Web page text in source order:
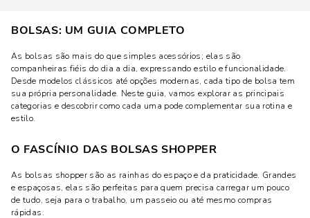
BOLSAS: UM GUIA COMPLETO
As bolsas são mais do que simples acessórios; elas são
companheiras fiéis do dia a dia, expressando estilo e funcionalidade.
Desde modelos clássicos até opções modernas, cada tipo de bolsa tem
sua própria personalidade. Neste guia, vamos explorar as principais
categorias e descobrir como cada uma pode complementar sua rotina e
estilo.
O FASCÍNIO DAS BOLSAS SHOPPER
As bolsas shopper são as rainhas do espaço e da praticidade. Grandes
e espaçosas, elas são perfeitas para quem precisa carregar um pouco
de tudo, seja para o trabalho, um passeio ou até mesmo compras
rápidas.